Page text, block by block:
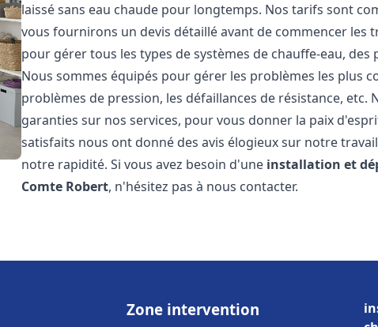
laissé sans eau chaude pour longtemps. Nos tarifs sont
vous fournirons un devis détaillé avant de commencer les
pour gérer tous les types de systèmes de chauffe-eau, des
Nous sommes équipés pour gérer les problèmes les plus
problèmes de pression, les défaillances de résistance, etc.
garanties sur nos services, pour vous donner la paix
satisfaits nous ont donné des avis élogieux sur notre
notre rapidité. Si vous avez besoin d'une installation et
Comte Robert, n'hésitez pas à nous contacter.
Zone intervention